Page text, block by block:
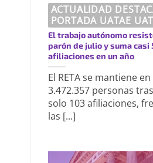
ACTUALIDAD
PORTADA UATAE
El trabajo autónomo
parón de julio y suma casi
afiliaciones en un año
El RETA se mantiene en
3.472.357 personas
solo 103 afiliaciones,
las [...]